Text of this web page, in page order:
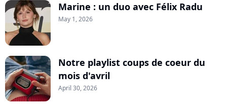
Marine : un duo avec Félix Radu
May 1, 2026
Notre playlist coups de coeur du
mois d'avril
April 30, 2026